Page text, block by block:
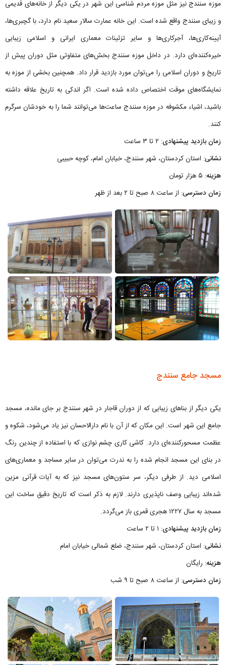
موزه سنندج نیز مثل موزه مردم شناسی این شهر در یکی دیگر از خانه‌های قدیمی
و زیبای سنندج واقع شده است. این خانه عمارت سالار سعید نام دارد، با گچبری‌ها،
آیینه‌کاری‌ها، آجرکاری‌ها و سایر تزئینات معماری ایرانی و اسلامی زیبایی
خیره‌کننده‌ای دارد. در داخل موزه سنندج بخش‌های متفاوتی مثل دوران پیش از
تاریخ و دوران اسلامی را می‌توان مورد بازدید قرار داد. همچنین بخشی از موزه به
نمایشگاه‌های موقت اختصاص داده شده است. اگر اندکی به تاریخ علاقه داشته
باشید، اشیاء مکشوفه در موزه سنندج ساعت‌ها می‌توانند شما را به خودشان سرگرم
کنند.
زمان بازدید پیشنهادی: ۲ تا ۳ ساعت
نشانی: استان کردستان، شهر سنندج، خیابان امام، کوچه حبیبی
هزینه: ۵ هزار تومان
زمان دسترسی: از ساعت ۸ صبح تا ۲ بعد از ظهر
مسجد جامع سنندج
یکی دیگر از بناهای زیبایی که از دوران قاجار در شهر سنندج بر جای مانده، مسجد
جامع این شهر است. این مکان که از آن با نام دارالاحسان نیز یاد می‌شود، شکوه و
عظمت مسحورکننده‌ای دارد. کاشی کاری چشم نوازی که با استفاده از چندین رنگ
در بنای این مسجد انجام شده را به ندرت می‌توان در سایر مساجد و معماری‌های
اسلامی دید. از طرفی دیگر، سر ستون‌های مسجد نیز که به آیات قرآنی مزین
شده‌اند زیبایی وصف ناپذیری دارند. لازم به ذکر است که تاریخ دقیق ساخت این
مسجد به سال ۱۲۲۷ هجری قمری باز می‌گردد.
زمان بازدید پیشنهادی: ۱ تا ۲ ساعت
نشانی: استان کردستان، شهر سنندج، ضلع شمالی خيابان امام
هزینه: رایگان
زمان دسترسی: از ساعت ۸ صبح تا ۹ شب